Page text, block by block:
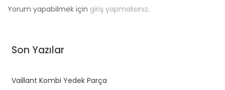
o
a
ş
Yorum yapabilmek için giriş yapmalısınız.
Son Yazılar
Vaillant Kombi Yedek Parça